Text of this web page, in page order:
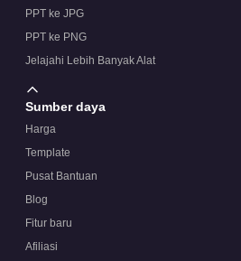
PPT ke JPG
PPT ke PNG
Jelajahi Lebih Banyak Alat
Sumber daya
Harga
Template
Pusat Bantuan
Blog
Fitur baru
Afiliasi